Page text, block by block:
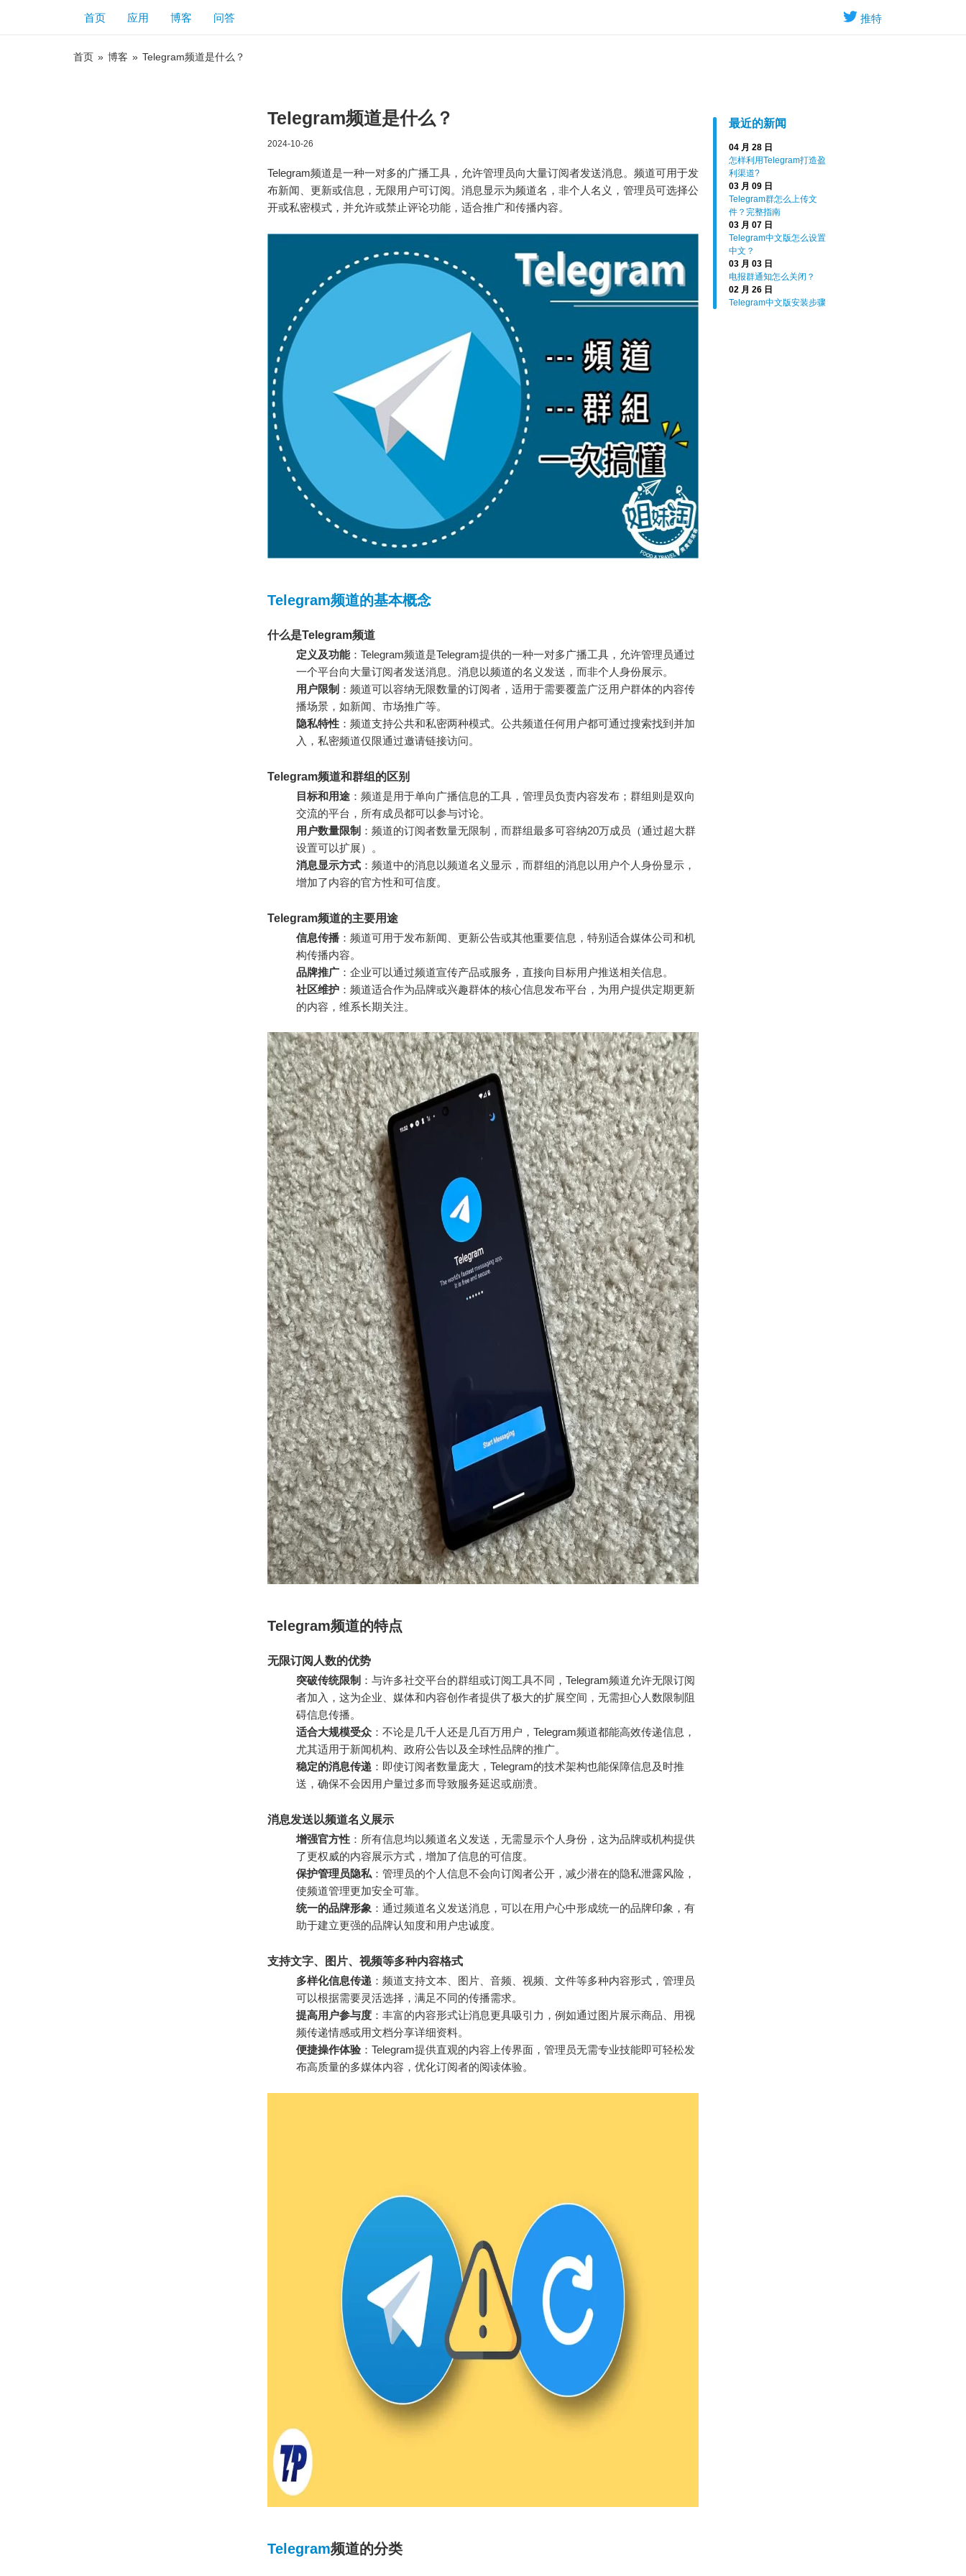
推特
首页 应用 博客 问答
首页 » 博客 » Telegram频道是什么？
最近的新闻
04 月 28 日
怎样利用Telegram打造盈
利渠道?
03 月 09 日
Telegram群怎么上传文
件？完整指南
03 月 07 日
Telegram中文版怎么设置
中文？
03 月 03 日
电报群通知怎么关闭？
02 月 26 日
Telegram中文版安装步骤
Telegram频道是什么？
2024-10-26
Telegram频道是一种一对多的广播工具，允许管理员向大量订阅者发送消息。频道可用于发
布新闻、更新或信息，无限用户可订阅。消息显示为频道名，非个人名义，管理员可选择公
开或私密模式，并允许或禁止评论功能，适合推广和传播内容。
Telegram频道的基本概念
什么是Telegram频道
定义及功能：Telegram频道是Telegram提供的一种一对多广播工具，允许管理员通过
一个平台向大量订阅者发送消息。消息以频道的名义发送，而非个人身份展示。
用户限制 ：频道可以容纳无限数量的订阅者，适用于需要覆盖广泛用户群体的内容传
播场景，如新闻、市场推广等。
隐私特性 ：频道支持公共和私密两种模式。公共频道任何用户都可通过搜索找到并加
入，私密频道仅限通过邀请链接访问。
Telegram频道和群组的区别
目标和用途 ：频道是用于单向广播信息的工具，管理员负责内容发布；群组则是双向
交流的平台，所有成员都可以参与讨论。
用户数量限制 ：频道的订阅者数量无限制，而群组最多可容纳20万成员（通过超大群
设置可以扩展）。
消息显示方式 ：频道中的消息以频道名义显示，而群组的消息以用户个人身份显示，
增加了内容的官方性和可信度。
Telegram频道的主要用途
信息传播 ：频道可用于发布新闻、更新公告或其他重要信息，特别适合媒体公司和机
构传播内容。
品牌推广 ：企业可以通过频道宣传产品或服务，直接向目标用户推送相关信息。
社区维护 ：频道适合作为品牌或兴趣群体的核心信息发布平台，为用户提供定期更新
的内容，维系长期关注。
Telegram频道的特点
无限订阅人数的优势
突破传统限制 ：与许多社交平台的群组或订阅工具不同，Telegram频道允许无限订阅
者加入，这为企业、媒体和内容创作者提供了极大的扩展空间，无需担心人数限制阻
碍信息传播。
适合大规模受众 ：不论是几千人还是几百万用户，Telegram频道都能高效传递信息，
尤其适用于新闻机构、政府公告以及全球性品牌的推广。
稳定的消息传递 ：即使订阅者数量庞大，Telegram的技术架构也能保障信息及时推
送，确保不会因用户量过多而导致服务延迟或崩溃。
消息发送以频道名义展示
增强官方性 ：所有信息均以频道名义发送，无需显示个人身份，这为品牌或机构提供
了更权威的内容展示方式，增加了信息的可信度。
保护管理员隐私 ：管理员的个人信息不会向订阅者公开，减少潜在的隐私泄露风险，
使频道管理更加安全可靠。
统一的品牌形象 ：通过频道名义发送消息，可以在用户心中形成统一的品牌印象，有
助于建立更强的品牌认知度和用户忠诚度。
支持文字、图片、视频等多种内容格式
多样化信息传递 ：频道支持文本、图片、音频、视频、文件等多种内容形式，管理员
可以根据需要灵活选择，满足不同的传播需求。
提高用户参与度 ：丰富的内容形式让消息更具吸引力，例如通过图片展示商品、用视
频传递情感或用文档分享详细资料。
便捷操作体验：Telegram提供直观的内容上传界面，管理员无需专业技能即可轻松发
布高质量的多媒体内容，优化订阅者的阅读体验。
Telegram频道的分类